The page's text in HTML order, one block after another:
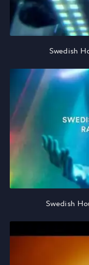
Swedish
Swedish